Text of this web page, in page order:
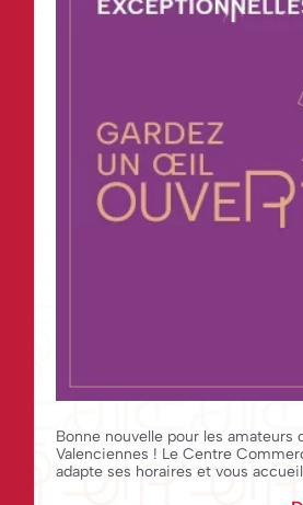
Bonne nouvelle pour les amateurs
Valenciennes ! Le Centre
adapte ses horaires et vous